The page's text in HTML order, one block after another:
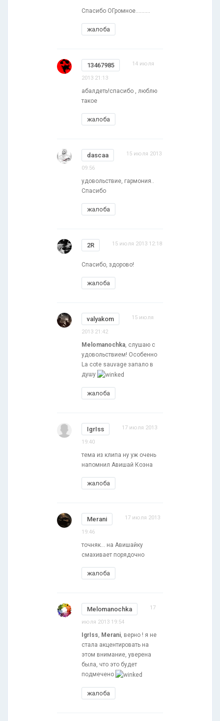
Спасибо ОГромное..........
жалоба
13467985 14 июля
2013 21:13
абалдеть!спасибо , люблю
такое
жалоба
dascaa 15 июля 2013
09:56
удовольствие, гармония..
Спасибо
жалоба
2R 15 июля 2013 12:18
Спасибо, здорово!
жалоба
valyakom 15 июля
2013 21:42
Melomanochka, слушаю с
удовольствием! Особенно
La cote sauvage запало в
душу
жалоба
IgrIss 17 июля 2013
19:40
тема из клипа ну уж очень
напомнил Авишай Коэна
жалоба
Merani 17 июля 2013
19:46
точняк... на Авишайку
смахивает порядочно
жалоба
Melomanochka 17
июля 2013 19:54
IgrIss, Merani, верно ! я не
стала акцентировать на
этом внимание, уверена
была, что это будет
подмечено
жалоба